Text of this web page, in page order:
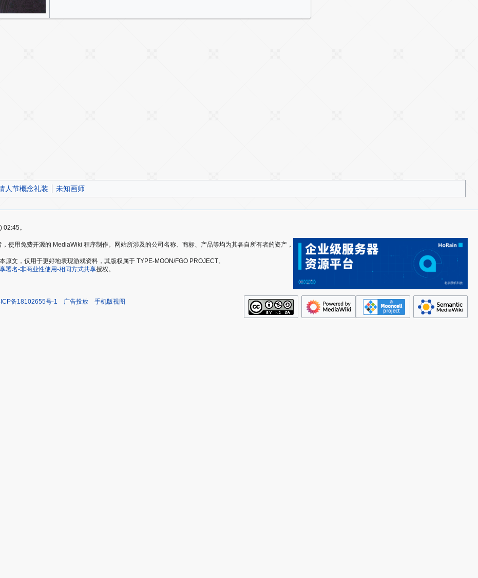
人节概念礼装 未知画师
。
使用免费开源的 MediaWiki 程序制作。网站所涉及的公司名称、商标、产品等均为其各自所有者的资产，
原文，仅用于更好地表现游戏资料，其版权属于 TYPE-MOON/FGO PROJECT。
署名-非商业性使用-相同方式共享授权。
备18102655号-1 广告投放 手机版视图